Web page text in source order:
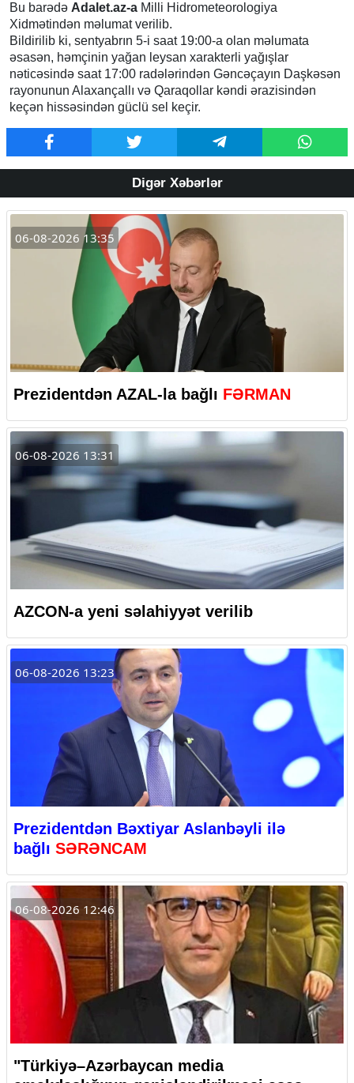
Bu barədə Adalet.az-a Milli Hidrometeorologiya
Xidmətindən məlumat verilib.
Bildirilib ki, sentyabrın 5-i saat 19:00-a olan məlumata
əsasən, həmçinin yağan leysan xarakterli yağışlar
nəticəsində saat 17:00 radələrindən Gəncəçayın Daşkəsən
rayonunun Alaxançallı və Qaraqollar kəndi ərazisindən
keçən hissəsindən güclü sel keçir.
Digər Xəbərlər
06-08-2026 13:35
Prezidentdən AZAL-la bağlı FƏRMAN
06-08-2026 13:31
AZCON-a yeni səlahiyyət verilib
06-08-2026 13:23
Prezidentdən Bəxtiyar Aslanbəyli ilə
bağlı SƏRƏNCAM
06-08-2026 12:46
"Türkiyə–Azərbaycan media